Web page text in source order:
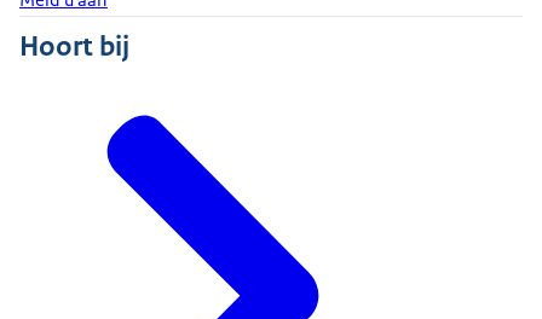
Hoort bij